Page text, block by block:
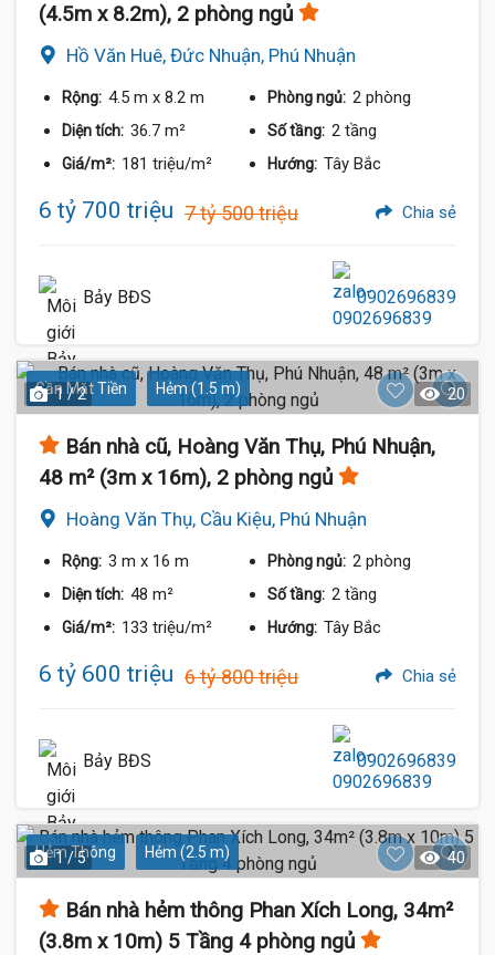
(4.5m x 8.2m), 2 phòng ngủ
Hồ Văn Huê, Đức Nhuận, Phú Nhuận
Rộng: 4.5 m x 8.2 m Phòng ngủ: 2 phòng
Diện tích: 36.7 m² Số tầng: 2 tầng
Giá/m²: 181 triệu/m² Hướng: Tây Bắc
6 tỷ 700 triệu 7 tỷ 500 triệu Chia sẻ
Bảy BĐS 0902696839
Gần Mặt Tiền Hẻm (1.5 m)
1 / 2 20
Bán nhà cũ, Hoàng Văn Thụ, Phú Nhuận,
48 m² (3m x 16m), 2 phòng ngủ
Hoàng Văn Thụ, Cầu Kiệu, Phú Nhuận
Rộng: 3 m x 16 m Phòng ngủ: 2 phòng
Diện tích: 48 m² Số tầng: 2 tầng
Giá/m²: 133 triệu/m² Hướng: Tây Bắc
6 tỷ 600 triệu 6 tỷ 800 triệu Chia sẻ
Bảy BĐS 0902696839
Hẻm Thông Hẻm (2.5 m)
1 / 5 40
Bán nhà hẻm thông Phan Xích Long, 34m²
(3.8m x 10m) 5 Tầng 4 phòng ngủ